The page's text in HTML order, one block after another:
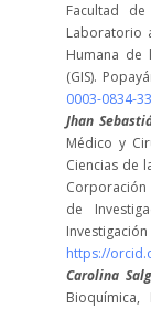
Facultad
Laboratorio
Humana de
(GIS).
0003-0834-
Jhan
Médico y
Ciencias de
Corporación
de
https://
Carolina